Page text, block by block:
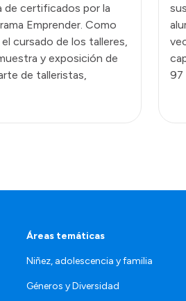
de certificados por la
Emprender. Como
cursado de los talleres,
y exposición de
de talleristas,
97
Áreas temáticas
Niñez, adolescencia y familia
Géneros y Diversidad